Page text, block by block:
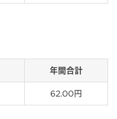
年間合計
62.00円